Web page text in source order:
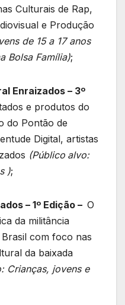
Culturais de Rap,
e Produção
de 15 a 17 anos
Bolsa Família);
Enraizados – 3º
e produtos do
do Pontão de
Digital, artistas
(Público alvo:
);
– 1º Edição – O
da militância
com foco nas
da baixada
Crianças, jovens e